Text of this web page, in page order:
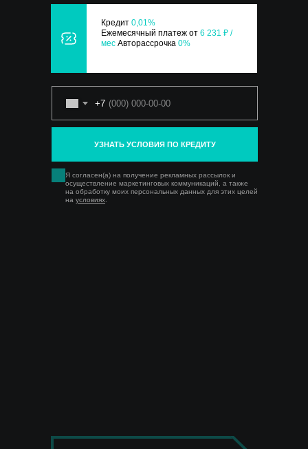
+7
Я согласен(а) на получение рекламных рассылок и
осуществление маркетинговых коммуникаций, а также
на обработку моих персональных данных для этих целей
на условиях
УЗНАТЬ УСЛОВИЯ ПО КРЕДИТУ
Кредит 0,01%
Ежемесячный платеж от 6 231 ₽ /
мес Авторассрочка 0%